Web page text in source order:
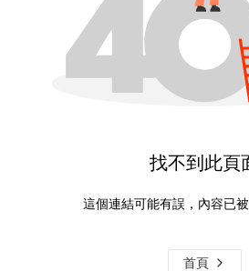
找不到此頁
這個連結可能有誤，內容已被
首頁